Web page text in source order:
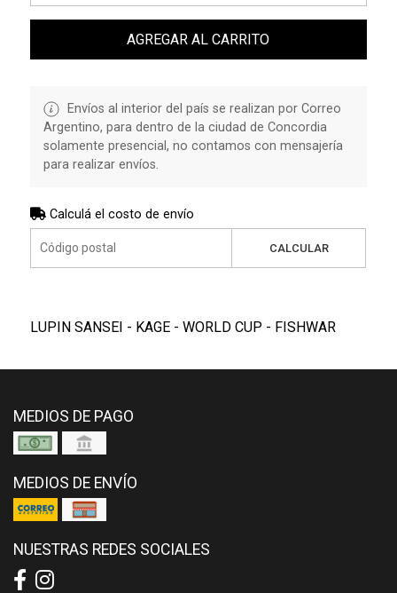
AGREGAR AL CARRITO
Envíos al interior del país se realizan por Correo
Argentino, para dentro de la ciudad de Concordia
solamente presencial, no contamos con mensajería
para realizar envíos.
Calculá el costo de envío
CALCULAR
LUPIN SANSEI - KAGE - WORLD CUP - FISHWAR
MEDIOS DE PAGO
MEDIOS DE ENVÍO
NUESTRAS REDES SOCIALES